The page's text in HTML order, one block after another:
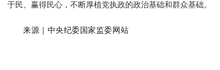
于民、赢得民心，不断厚植党执政的政治基础和群众基础。
来源｜中央纪委国家监委网站